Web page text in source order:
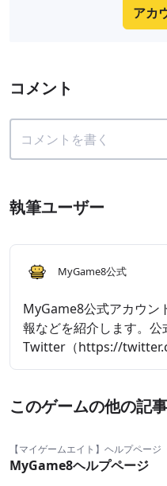
アカ
コメント
執筆ユーザー
MyGame8公式
MyGame8公式アカウン
報などを紹介します。公
Twitter（https://
このゲームの他の記事
【マイゲームエイト】ヘルプページ
MyGame8ヘルプページ